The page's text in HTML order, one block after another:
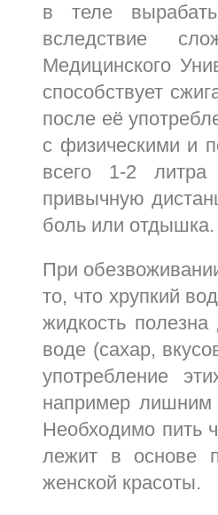
в теле
вследствие
Медицинского
способствует
после её
с физическими и
всего 1-2
привычную
боль или отдышка.
При
то, что хрупкий
жидкость
воде (сахар,
употребление
например лишним
Необходимо пить
лежит в основе
женской красоты.